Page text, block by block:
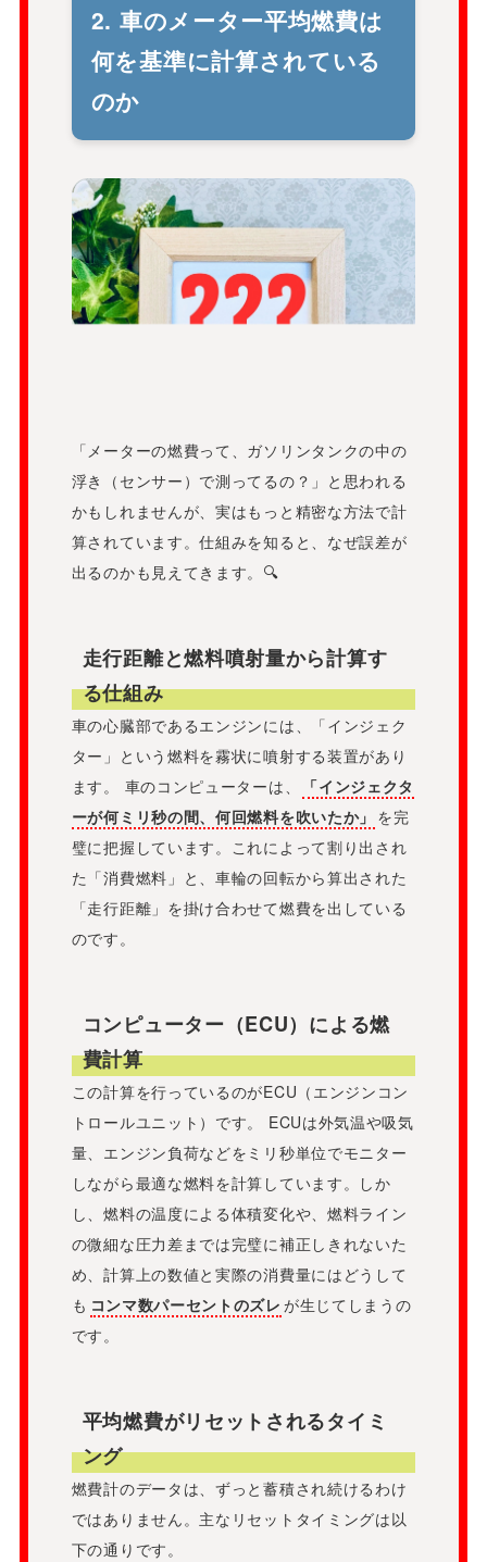
2. 車のメーター平均燃費は
何を基準に計算されている
のか
「メーターの燃費って、ガソリンタンクの中の
浮き（センサー）で測ってるの？」と思われる
かもしれませんが、実はもっと精密な方法で計
算されています。仕組みを知ると、なぜ誤差が
出るのかも見えてきます。🔍
走行距離と燃料噴射量から計算す
る仕組み
車の心臓部であるエンジンには、「インジェク
ター」という燃料を霧状に噴射する装置があり
ます。 車のコンピューターは、
「インジェクタ
ーが何ミリ秒の間、何回燃料を吹いたか」 を完
璧に把握しています。これによって割り出され
た「消費燃料」と、車輪の回転から算出された
「走行距離」を掛け合わせて燃費を出している
のです。
コンピューター（ECU）による燃
費計算
この計算を行っているのがECU（エンジンコン
トロールユニット）です。 ECUは外気温や吸気
量、エンジン負荷などをミリ秒単位でモニター
しながら最適な燃料を計算しています。しか
し、燃料の温度による体積変化や、燃料ライン
の微細な圧力差までは完璧に補正しきれないた
め、計算上の数値と実際の消費量にはどうして
も コンマ数パーセントのズレ が生じてしまうの
です。
平均燃費がリセットされるタイミ
ング
燃費計のデータは、ずっと蓄積され続けるわけ
ではありません。主なリセットタイミングは以
下の通りです。